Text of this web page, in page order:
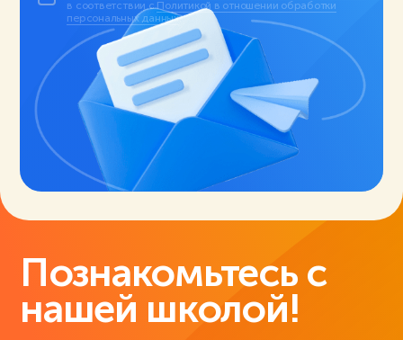
в соответствии сПолитикой в отношении обработки
персональных данных.
Познакомьтесь с
нашей школой!